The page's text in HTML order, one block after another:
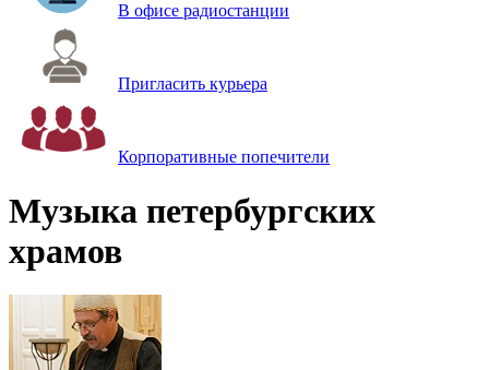
В офисе радиостанции
Пригласить курьера
Корпоративные попечители
Музыка петербургских
храмов